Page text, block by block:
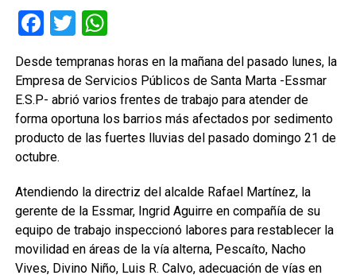
Facebook
TwitterWhatsApp
Desde tempranas horas en la mañana del pasado lunes, la
Empresa de Servicios Públicos de Santa Marta -Essmar
E.S.P- abrió varios frentes de trabajo para atender de
forma oportuna los barrios más afectados por sedimento
producto de las fuertes lluvias del pasado domingo 21 de
octubre.
Atendiendo la directriz del alcalde Rafael Martínez, la
gerente de la Essmar, Ingrid Aguirre en compañía de su
equipo de trabajo inspeccionó labores para restablecer la
movilidad en áreas de la vía alterna, Pescaíto, Nacho
Vives, Divino Niño, Luis R. Calvo, adecuación de vías en